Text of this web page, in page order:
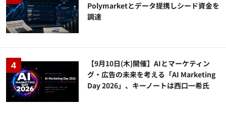
Polymarketとデータ提携しシード資金を
調達
【9月10日(木)開催】AIとマーケティン
グ・広告の未来を考える「AI Marketing
Day 2026」、キーノートは西口一希氏